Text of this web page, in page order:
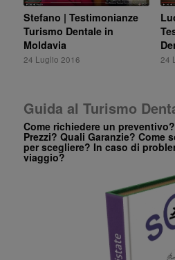
Stefano | Testimonianze
Turismo Dentale in
Moldavia
24 Luglio 2016 24
Guida al Turismo
Come richiedere un
Prezzi? Quali Garanzie? Come
per scegliere? In caso di
viaggio?